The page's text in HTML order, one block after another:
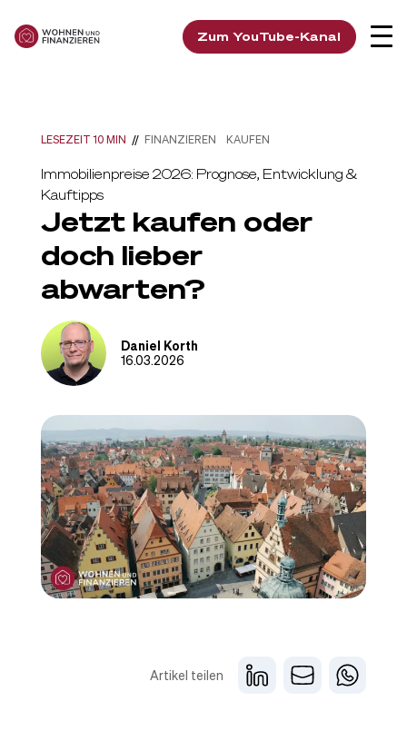
Zum YouTube-Kanal
LESEZEIT 10 MIN // FINANZIEREN KAUFEN
Immobilienpreise 2026: Prognose, Entwicklung &
Kauftipps
Jetzt kaufen oder
doch lieber
abwarten?
Daniel Korth
16.03.2026
Artikel teilen